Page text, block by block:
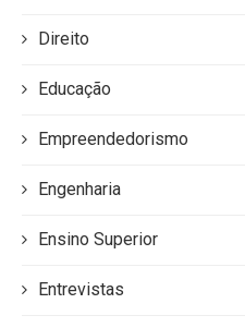
Direito
Educação
Empreendedorismo
Engenharia
Ensino Superior
Entrevistas